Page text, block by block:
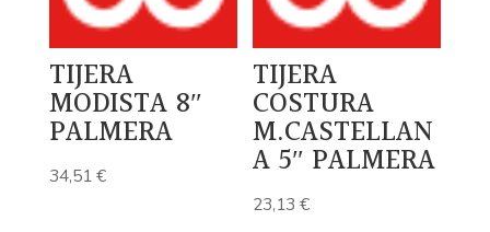
TIJERA
MODISTA 8″
PALMERA
34,51€
TIJERA
COSTURA
M.CASTELLAN
A 5″ PALMERA
23,13€